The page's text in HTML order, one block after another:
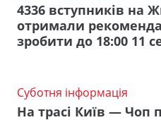
4336 вступників на
отримали
зробити до 18:00 11
Суботня інформація
На трасі Київ — Чоп